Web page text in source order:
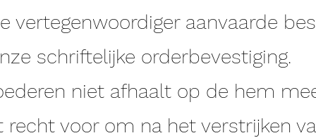
vertegenwoordiger aanvaarde
schriftelijke orderbevestiging.
niet afhaalt op de hem
voor om na het verstrijken